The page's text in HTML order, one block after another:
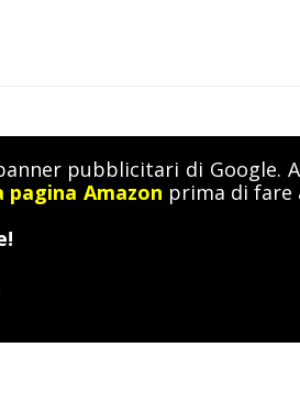
pubblicitari di Google.
pagina Amazon prima di fare